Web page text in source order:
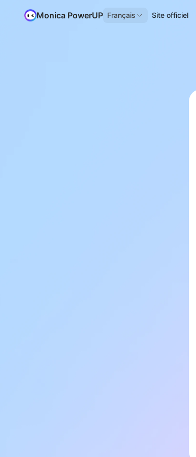
Monica PowerUP Français Site officiel